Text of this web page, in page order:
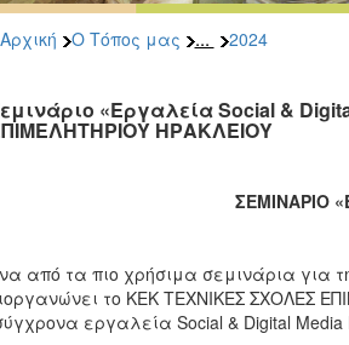
Αρχική Ο Τόπος μας ... 2024
«Εργαλεία Social &
ΗΡΑΚΛΕΙΟΥ
ΣΕΜΙΝΑΡΙΟ
από τα πιο χρήσιμα σεμινάρια για
το ΚΕΚ ΤΕΧΝΙΚΕΣ ΣΧΟΛΕΣ
εργαλεία Social & Digital Media